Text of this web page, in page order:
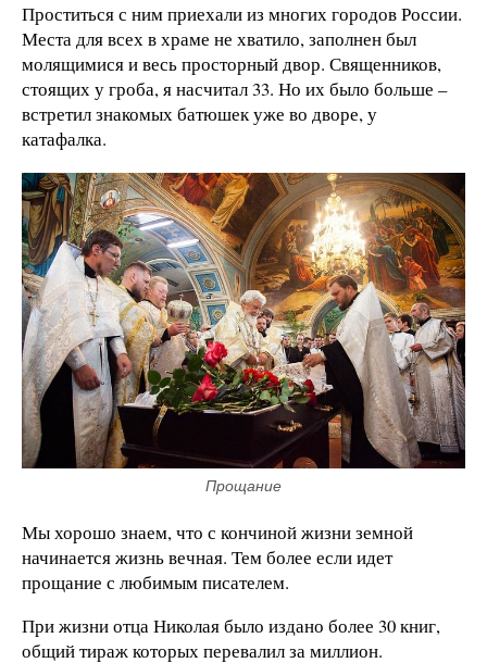
Проститься с ним приехали из многих городов России.
Места для всех в храме не хватило, заполнен был
молящимися и весь просторный двор. Священников,
стоящих у гроба, я насчитал 33. Но их было больше –
встретил знакомых батюшек уже во дворе, у
катафалка.
Прощание
Мы хорошо знаем, что с кончиной жизни земной
начинается жизнь вечная. Тем более если идет
прощание с любимым писателем.
При жизни отца Николая было издано более 30 книг,
общий тираж которых перевалил за миллион.